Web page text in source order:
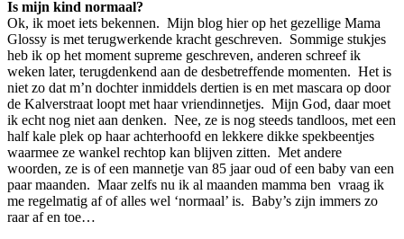
Is mijn kind normaal?
Ok, ik moet iets bekennen. Mijn blog hier op het gezellige Mama
Glossy is met terugwerkende kracht geschreven. Sommige stukjes
heb ik op het moment supreme geschreven, anderen schreef ik
weken later, terugdenkend aan de desbetreffende momenten. Het is
niet zo dat m’n dochter inmiddels dertien is en met mascara op door
de Kalverstraat loopt met haar vriendinnetjes. Mijn God, daar moet
ik echt nog niet aan denken. Nee, ze is nog steeds tandloos, met een
half kale plek op haar achterhoofd en lekkere dikke spekbeentjes
waarmee ze wankel rechtop kan blijven zitten. Met andere
woorden, ze is of een mannetje van 85 jaar oud of een baby van een
paar maanden. Maar zelfs nu ik al maanden mamma ben vraag ik
me regelmatig af of alles wel ‘normaal’ is. Baby’s zijn immers zo
raar af en toe…